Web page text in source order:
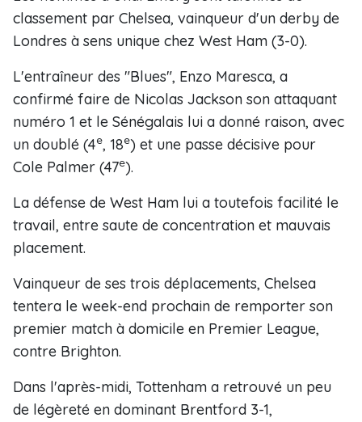
classement par Chelsea, vainqueur d'un derby de
Londres à sens unique chez West Ham (3-0).
L'entraîneur des "Blues", Enzo Maresca, a
confirmé faire de Nicolas Jackson son attaquant
numéro 1 et le Sénégalais lui a donné raison, avec
un doublé (4e, 18e) et une passe décisive pour
Cole Palmer (47e).
La défense de West Ham lui a toutefois facilité le
travail, entre saute de concentration et mauvais
placement.
Vainqueur de ses trois déplacements, Chelsea
tentera le week-end prochain de remporter son
premier match à domicile en Premier League,
contre Brighton.
Dans l'après-midi, Tottenham a retrouvé un peu
de légèreté en dominant Brentford 3-1,